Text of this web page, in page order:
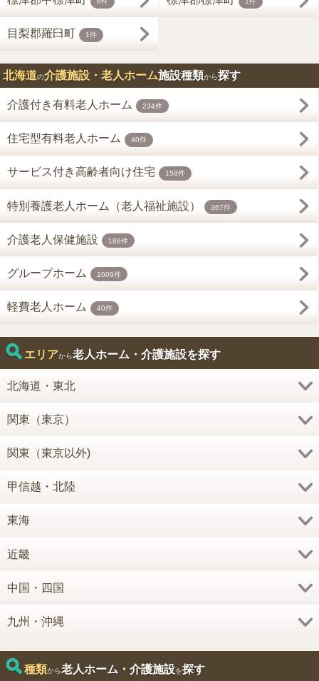
目梨郡羅臼町 1件
北海道の介護施設・老人ホーム施設種類から探す
介護付き有料老人ホーム 234件
住宅型有料老人ホーム 40件
サービス付き高齢者向け住宅 158件
特別養護老人ホーム（老人福祉施設） 367件
介護老人保健施設 186件
グループホーム 1009件
軽費老人ホーム 40件
エリアから老人ホーム・介護施設を探す
北海道・東北
関東（東京）
関東（東京以外)
甲信越・北陸
東海
近畿
中国・四国
九州・沖縄
種類から老人ホーム・介護施設を探す